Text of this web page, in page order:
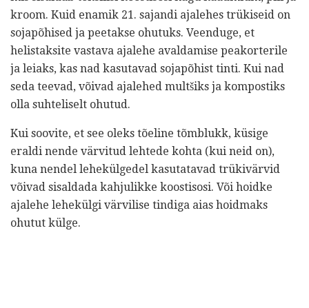
kroom. Kuid enamik 21. sajandi ajalehes trükiseid on
sojapõhised ja peetakse ohutuks. Veenduge, et
helistaksite vastava ajalehe avaldamise peakorterile
ja leiaks, kas nad kasutavad sojapõhist tinti. Kui nad
seda teevad, võivad ajalehed multšiks ja kompostiks
olla suhteliselt ohutud.
Kui soovite, et see oleks tõeline tõmblukk, küsige
eraldi nende värvitud lehtede kohta (kui neid on),
kuna nendel lehekülgedel kasutatavad trükivärvid
võivad sisaldada kahjulikke koostisosi. Või hoidke
ajalehe lehekülgi värvilise tindiga aias hoidmaks
ohutut külge.